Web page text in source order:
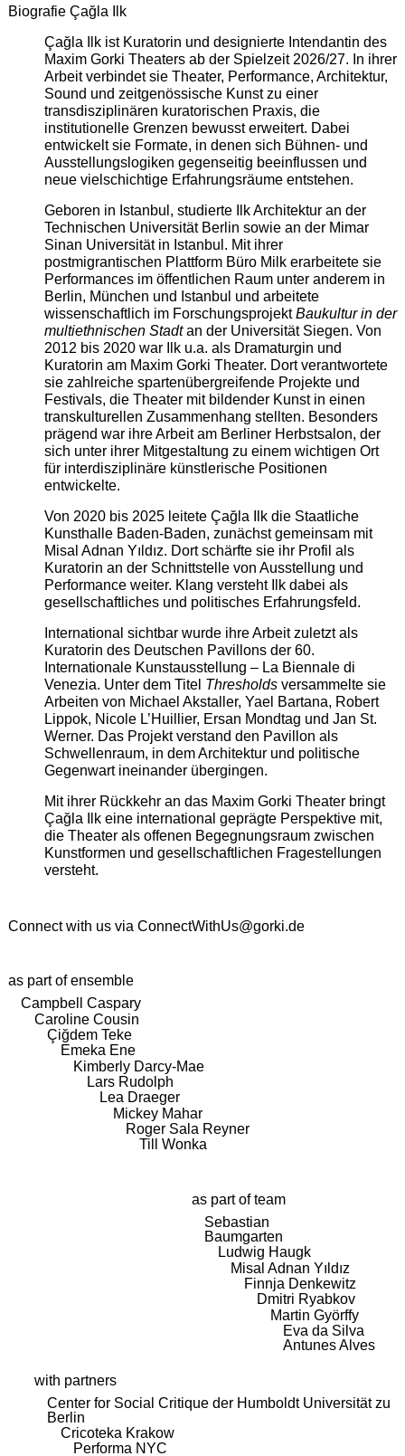
Biografie Çağla Ilk
Çağla Ilk ist Kuratorin und designierte Intendantin des
Maxim Gorki Theaters ab der Spielzeit 2026/27. In ihrer
Arbeit verbindet sie Theater, Performance, Architektur,
Sound und zeitgenössische Kunst zu einer
transdisziplinären kuratorischen Praxis, die
institutionelle Grenzen bewusst erweitert. Dabei
entwickelt sie Formate, in denen sich Bühnen- und
Ausstellungslogiken gegenseitig beeinflussen und
neue vielschichtige Erfahrungsräume entstehen.
Geboren in Istanbul, studierte Ilk Architektur an der
Technischen Universität Berlin sowie an der Mimar
Sinan Universität in Istanbul. Mit ihrer
postmigrantischen Plattform Büro Milk erarbeitete sie
Performances im öffentlichen Raum unter anderem in
Berlin, München und Istanbul und arbeitete
wissenschaftlich im ForschungsprojektBaukultur in der
multiethnischen Stadtan der Universität Siegen. Von
2012 bis 2020 war Ilk u.a. als Dramaturgin und
Kuratorin am Maxim Gorki Theater. Dort verantwortete
sie zahlreiche spartenübergreifende Projekte und
Festivals, die Theater mit bildender Kunst in einen
transkulturellen Zusammenhang stellten. Besonders
prägend war ihre Arbeit am Berliner Herbstsalon, der
sich unter ihrer Mitgestaltung zu einem wichtigen Ort
für interdisziplinäre künstlerische Positionen
entwickelte.
Von 2020 bis 2025 leitete Çağla Ilk die Staatliche
Kunsthalle Baden-Baden, zunächst gemeinsam mit
Misal Adnan Yıldız. Dort schärfte sie ihr Profil als
Kuratorin an der Schnittstelle von Ausstellung und
Performance weiter. Klang versteht Ilk dabei als
gesellschaftliches und politisches Erfahrungsfeld.
International sichtbar wurde ihre Arbeit zuletzt als
Kuratorin des Deutschen Pavillons der 60.
Internationale Kunstausstellung – La Biennale di
Venezia. Unter dem Titel Thresholdsversammelte sie
Arbeiten von Michael Akstaller, Yael Bartana, Robert
Lippok, Nicole L’Huillier, Ersan Mondtag und Jan St.
Werner. Das Projekt verstand den Pavillon als
Schwellenraum, in dem Architektur und politische
Gegenwart ineinander übergingen.
Mit ihrer Rückkehr an das Maxim Gorki Theater bringt
Çağla Ilk eine international geprägte Perspektive mit,
die Theater als offenen Begegnungsraum zwischen
Kunstformen und gesellschaftlichen Fragestellungen
versteht.
Connect with us via ConnectWithUs@gorki.de
as part of ensemble
Campbell Caspary
Caroline Cousin
Çiğdem Teke
Emeka Ene
Kimberly Darcy-Mae
Lars Rudolph
Lea Draeger
Mickey Mahar
Roger Sala Reyner
Till Wonka
as part of team
Sebastian
Baumgarten
Ludwig Haugk
Misal Adnan Yıldız
Finnja Denkewitz
Dmitri Ryabkov
Martin Györffy
Eva da Silva
Antunes Alves
with partners
Center for Social Critique der Humboldt Universität zu
Berlin
Cricoteka Krakow
Performa NYC